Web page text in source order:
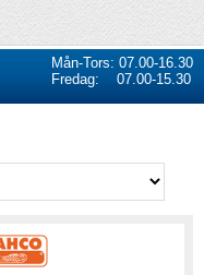
Mån-Tors: 07.00-16.30
Fredag: 07.00-15.30